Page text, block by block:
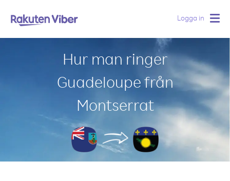
Logga in
Hur man ringer
Guadeloupe från
Montserrat